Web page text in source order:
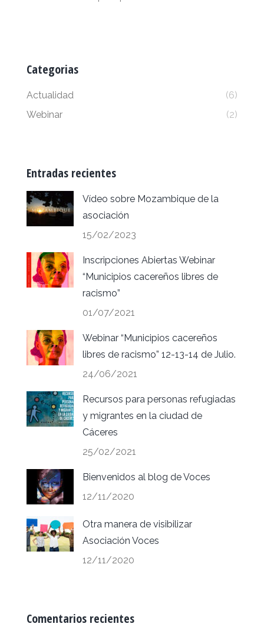
Categorias
Actualidad
(6)
Webinar
(2)
Entradas recientes
Vídeo sobre Mozambique de la
asociación
15/02/2023
Inscripciones Abiertas Webinar
“Municipios cacereños libres de
racismo”
01/07/2021
Webinar “Municipios cacereños
libres de racismo” 12-13-14 de Julio.
24/06/2021
Recursos para personas refugiadas
y migrantes en la ciudad de
Cáceres
25/02/2021
Bienvenidos al blog de Voces
12/11/2020
Otra manera de visibilizar
Asociación Voces
12/11/2020
Comentarios recientes